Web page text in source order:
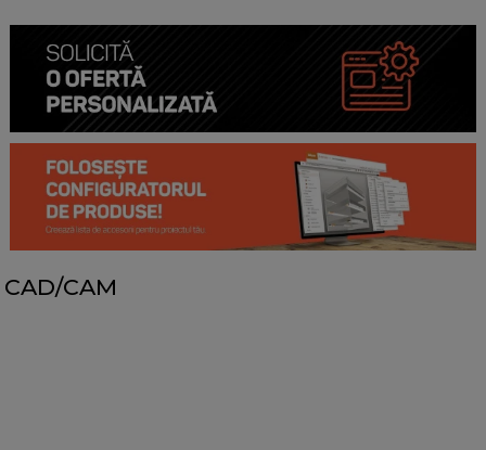
CAD/CAM